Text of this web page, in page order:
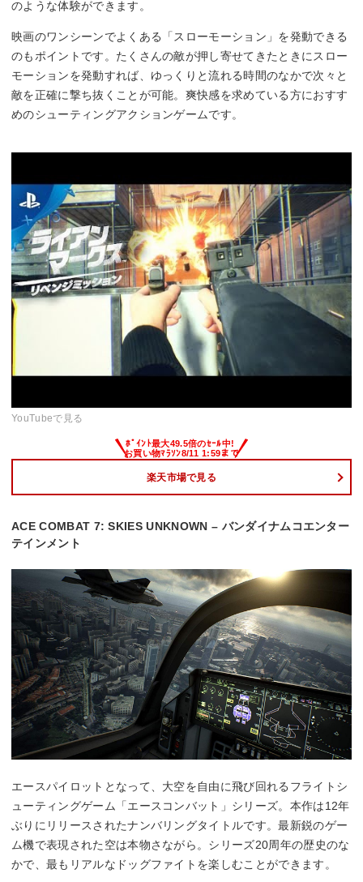
のような体験ができます。
映画のワンシーンでよくある「スローモーション」を発動できる
のもポイントです。たくさんの敵が押し寄せてきたときにスロー
モーションを発動すれば、ゆっくりと流れる時間のなかで次々と
敵を正確に撃ち抜くことが可能。爽快感を求めている方におすす
めのシューティングアクションゲームです。
YouTubeで見る
楽天市場で見る
ACE COMBAT 7: SKIES UNKNOWN – バンダイナムコエンター
テインメント
エースパイロットとなって、大空を自由に飛び回れるフライトシ
ューティングゲーム「エースコンバット」シリーズ。本作は12年
ぶりにリリースされたナンバリングタイトルです。最新鋭のゲー
ム機で表現された空は本物さながら。シリーズ20周年の歴史のな
かで、最もリアルなドッグファイトを楽しむことができます。